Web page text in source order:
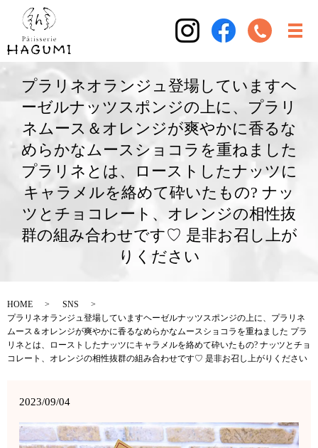
プラリネオランジュ登場していますヘ
ーゼルナッツスポンジの上に、プラリ
ネムース＆オレンジが爽やかに香るな
めらかなムースショコラを重ねました
プラリネとは、ローストしたナッツに
キャラメルを絡めて砕いたもの? ナッ
ツとチョコレート、オレンジの相性抜
群の組み合わせです♡ 是非お召し上が
りください
HOME
SNS
プラリネオランジュ登場していますヘーゼルナッツスポンジの上に、プラリネ
ムース＆オレンジが爽やかに香るなめらかなムースショコラを重ねました プラ
リネとは、ローストしたナッツにキャラメルを絡めて砕いたもの? ナッツとチョ
コレート、オレンジの相性抜群の組み合わせです♡ 是非お召し上がりください
2023/09/04